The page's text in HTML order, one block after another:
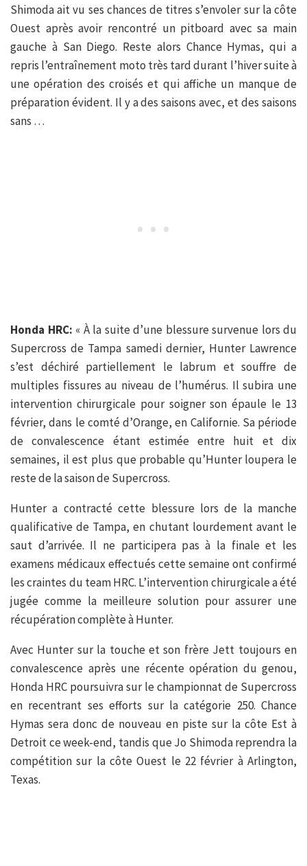
Shimoda ait vu ses chances de titres s’envoler sur la côte
Ouest après avoir rencontré un pitboard avec sa main
gauche à San Diego. Reste alors Chance Hymas, qui a
repris l’entraînement moto très tard durant l’hiver suite à
une opération des croisés et qui affiche un manque de
préparation évident. Il y a des saisons avec, et des saisons
sans …
Honda HRC: « À la suite d’une blessure survenue lors du
Supercross de Tampa samedi dernier, Hunter Lawrence
s’est déchiré partiellement le labrum et souffre de
multiples fissures au niveau de l’humérus. Il subira une
intervention chirurgicale pour soigner son épaule le 13
février, dans le comté d’Orange, en Californie. Sa période
de convalescence étant estimée entre huit et dix
semaines, il est plus que probable qu’Hunter loupera le
reste de la saison de Supercross.
Hunter a contracté cette blessure lors de la manche
qualificative de Tampa, en chutant lourdement avant le
saut d’arrivée. Il ne participera pas à la finale et les
examens médicaux effectués cette semaine ont confirmé
les craintes du team HRC. L’intervention chirurgicale a été
jugée comme la meilleure solution pour assurer une
récupération complète à Hunter.
Avec Hunter sur la touche et son frère Jett toujours en
convalescence après une récente opération du genou,
Honda HRC poursuivra sur le championnat de Supercross
en recentrant ses efforts sur la catégorie 250. Chance
Hymas sera donc de nouveau en piste sur la côte Est à
Detroit ce week-end, tandis que Jo Shimoda reprendra la
compétition sur la côte Ouest le 22 février à Arlington,
Texas.